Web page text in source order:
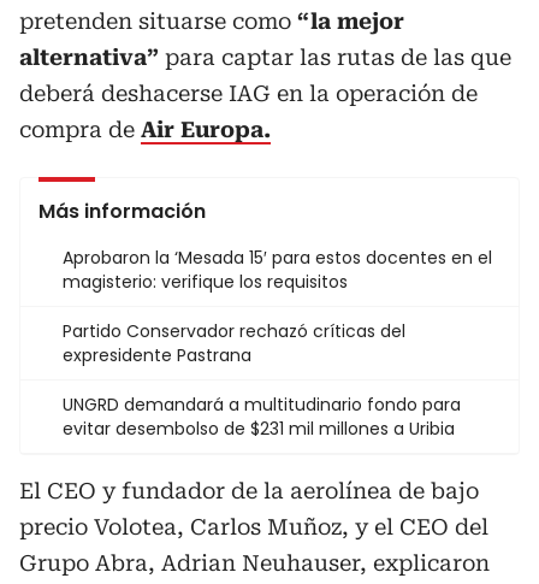
pretenden situarse como “la mejor
alternativa” para captar las rutas de las que
deberá deshacerse IAG en la operación de
compra de Air Europa.
Más información
Aprobaron la ‘Mesada 15′ para estos docentes en el
magisterio: verifique los requisitos
Partido Conservador rechazó críticas del
expresidente Pastrana
UNGRD demandará a multitudinario fondo para
evitar desembolso de $231 mil millones a Uribia
El CEO y fundador de la aerolínea de bajo
precio Volotea, Carlos Muñoz, y el CEO del
Grupo Abra, Adrian Neuhauser, explicaron